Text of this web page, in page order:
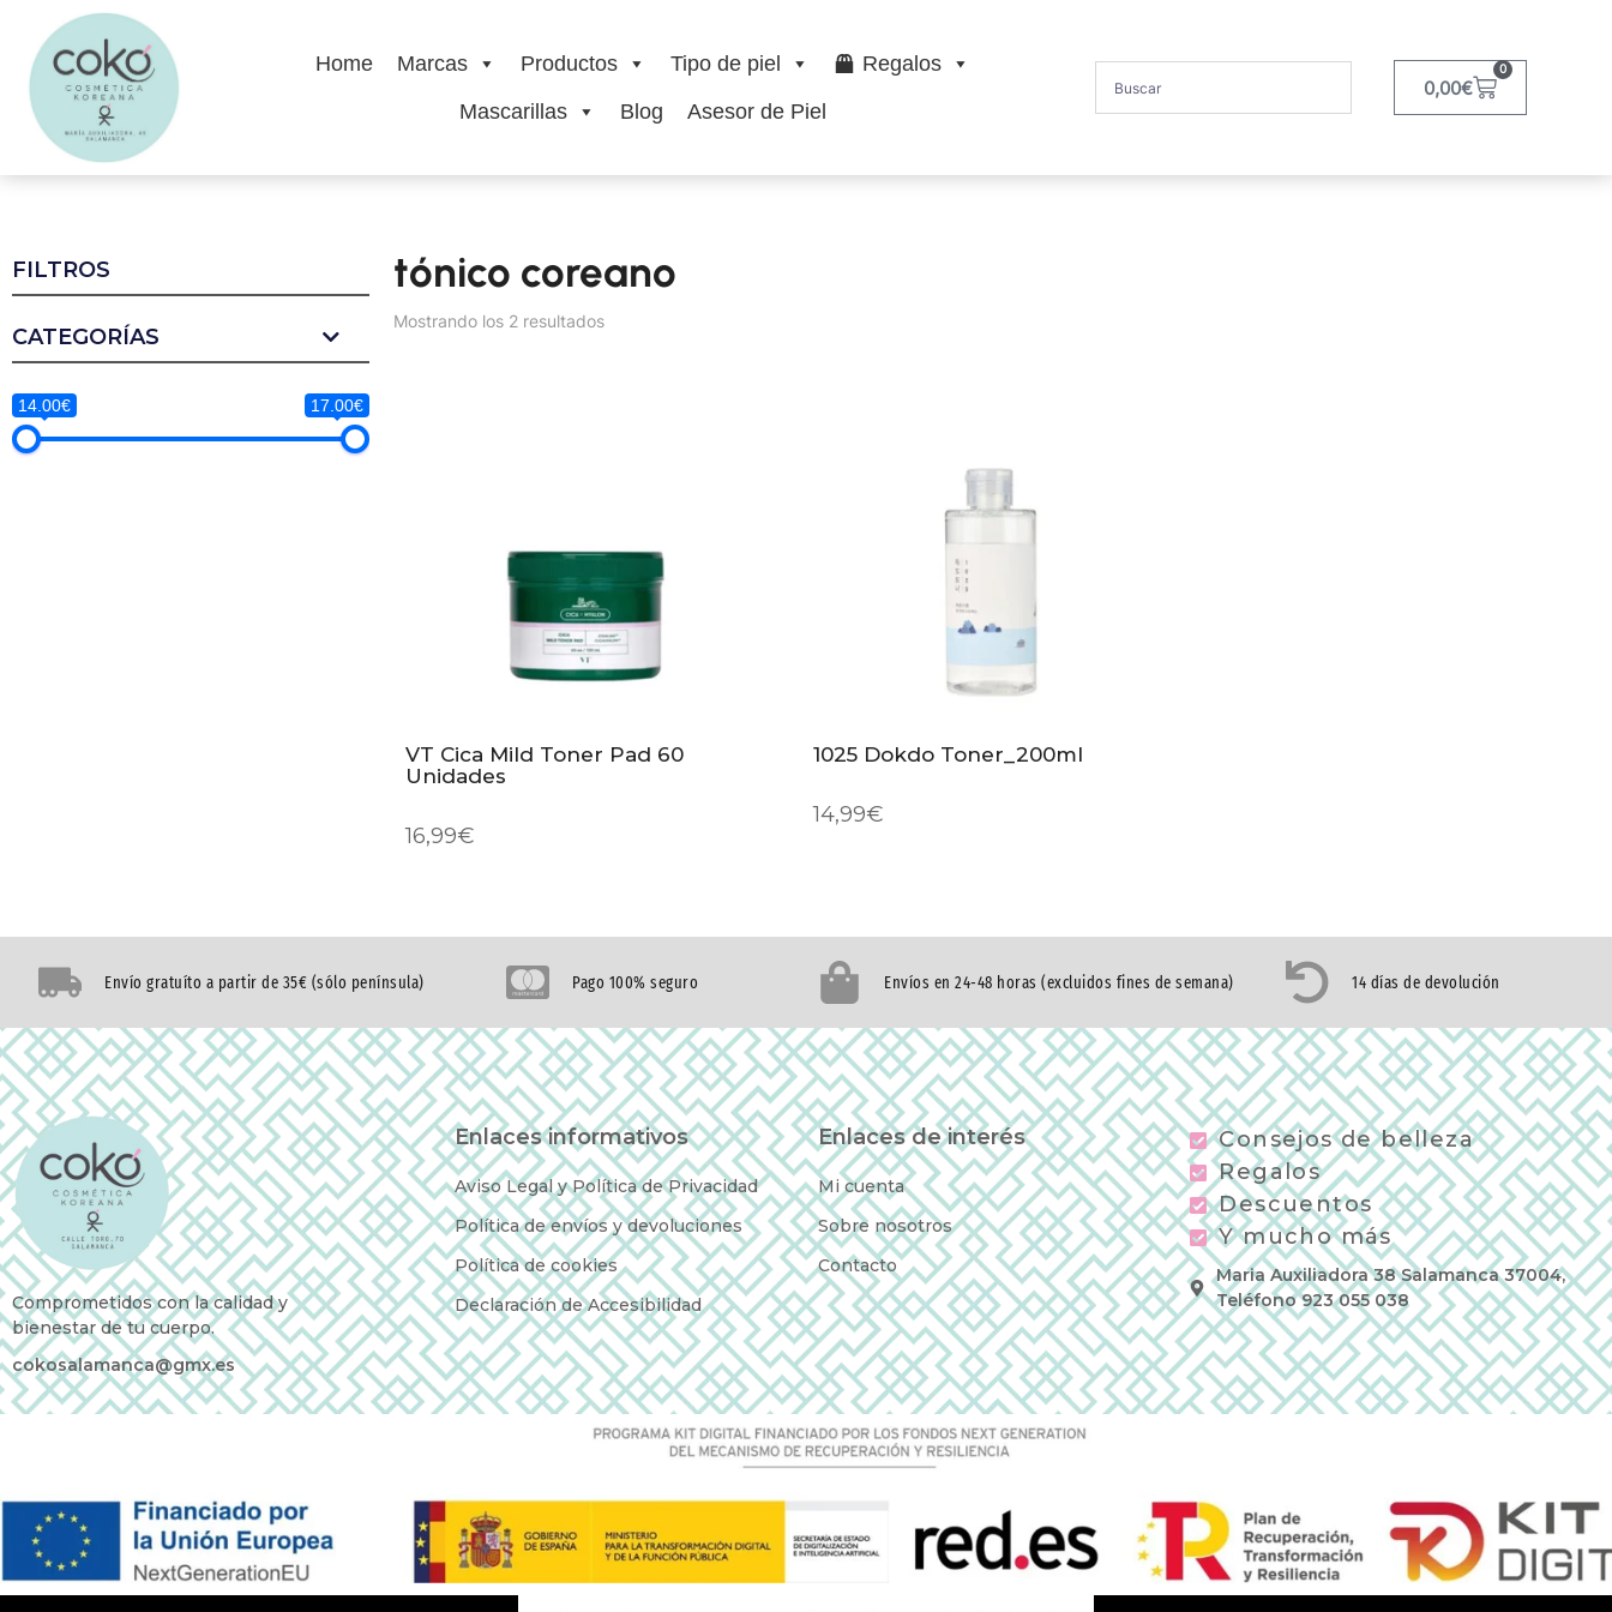
Home Marcas Productos Tipo de piel
Regalos
Mascarillas
Blog Asesor de Piel
0,00€
0
FILTROS
CATEGORÍAS
14.00€ 17.00€
tónico coreano
Mostrando los 2 resultados
VT Cica Mild Toner Pad 60
Unidades
16,99€
1025 Dokdo Toner_200ml
14,99€
Envío gratuíto a partir de 35€ (sólo península) Pago 100% seguro Envíos en 24-48 horas (excluidos fines de semana) 14 días de devolución
Comprometidos con la calidad y
bienestar de tu cuerpo.
cokosalamanca@gmx.es
Enlaces informativos
Aviso Legal y Política de Privacidad
Política de envíos y devoluciones
Política de cookies
Declaración de Accesibilidad
Enlaces de interés
Mi cuenta
Sobre nosotros
Contacto
Consejos de belleza
Regalos
Descuentos
Y mucho más
Maria Auxiliadora 38 Salamanca 37004,
Teléfono 923 055 038